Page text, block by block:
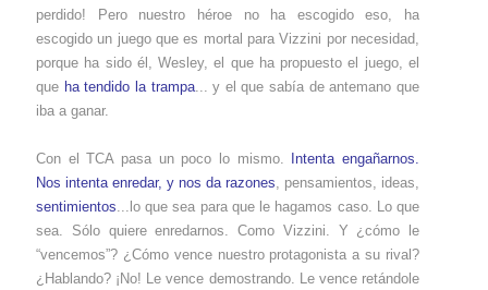
perdido! Pero nuestro héroe no ha escogido eso, ha
escogido un juego que es mortal para Vizzini por necesidad,
porque ha sido él, Wesley, el que ha propuesto el juego, el
que ha tendido la trampa... y el que sabía de antemano que
iba a ganar.
Con el TCA pasa un poco lo mismo. Intenta engañarnos.
Nos intenta enredar, y nos da razones , pensamientos, ideas,
sentimientos ...lo que sea para que le hagamos caso. Lo que
sea. Sólo quiere enredarnos. Como Vizzini. Y ¿cómo le
“vencemos”? ¿Cómo vence nuestro protagonista a su rival?
¿Hablando? ¡No! Le vence demostrando. Le vence retándole